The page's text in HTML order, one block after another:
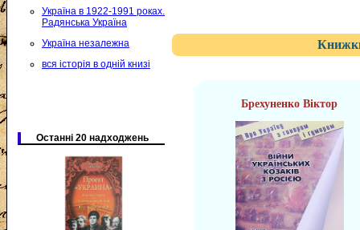
Україна в 1922-1991 роках.
Радянська Україна
Україна незалежна
вся історія в одній книзі
Останні 20 надходжень
Брехуненко Віктор